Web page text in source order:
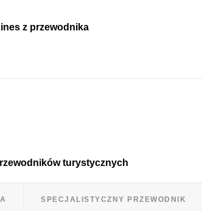
z przewodnika
turystycznych
SPECJALISTYCZNY PRZEWODNIK